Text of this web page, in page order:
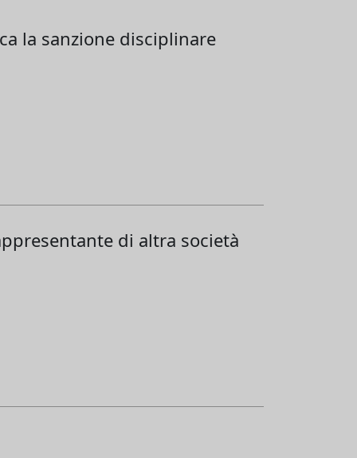
la sanzione disciplinare
di altra società